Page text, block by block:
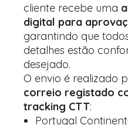
cliente recebe uma
digital para
garantindo que
detalhes estão
desejado.
O envio é realizado
correio registado
tracking CTT:
Portugal